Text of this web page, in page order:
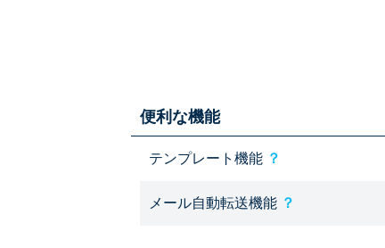
便利な機能
テンプレート機能 ？
メール自動転送機能 ？